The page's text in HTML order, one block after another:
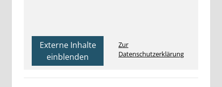
Externe Inhalte
einblenden
Zur
Datenschutzerklärung